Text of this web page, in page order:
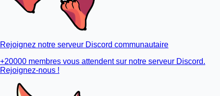
Rejoignez notre serveur Discord communautaire
+20000 membres vous attendent sur notre serveur Discord.
Rejoignez-nous !